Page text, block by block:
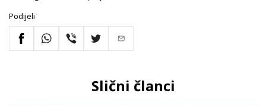
Podijeli
Slični članci